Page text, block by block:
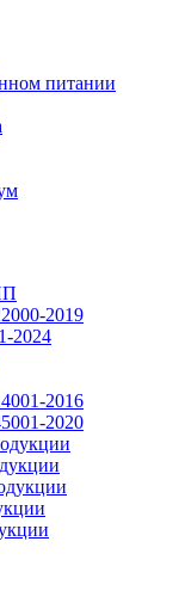
питании
2019
2024
2016
2020